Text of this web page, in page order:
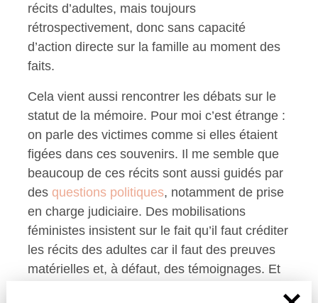
récits d’adultes, mais toujours
rétrospectivement, donc sans capacité
d’action directe sur la famille au moment des
faits.
Cela vient aussi rencontrer les débats sur le
statut de la mémoire. Pour moi c’est étrange :
on parle des victimes comme si elles étaient
figées dans ces souvenirs. Il me semble que
beaucoup de ces récits sont aussi guidés par
des questions politiques, notamment de prise
en charge judiciaire. Des mobilisations
féministes insistent sur le fait qu’il faut créditer
les récits des adultes car il faut des preuves
matérielles et, à défaut, des témoignages. Et